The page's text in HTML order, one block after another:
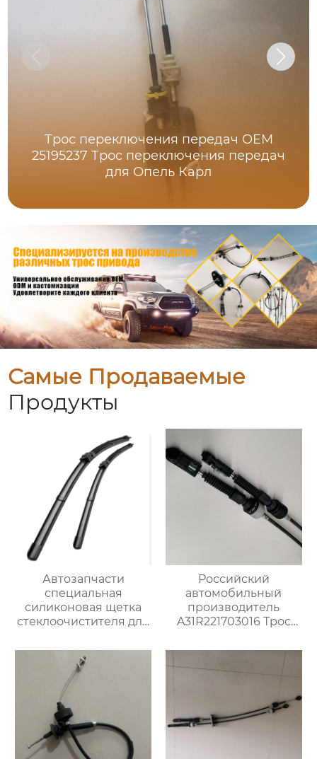
Трос переключения передач OEM
25195237 Трос переключения передач
для Опель Карл
Самые Продаваемые
Продукты
Автозапчасти
специальная
силиконовая щетка
стеклоочистителя для
Российский
автомобильный
производитель
A31R221703016 Трос
передач для Газ